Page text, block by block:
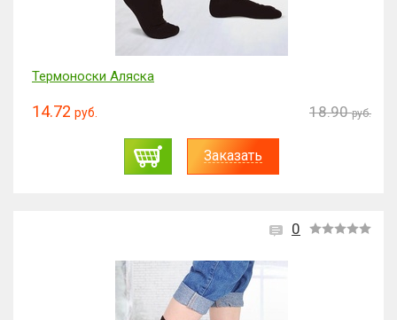
Термоноски Аляска
14.72 руб. 18.90 руб.
Заказать
0